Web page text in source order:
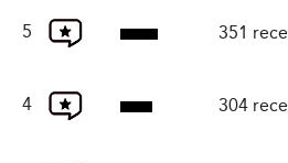
5 351
4 304